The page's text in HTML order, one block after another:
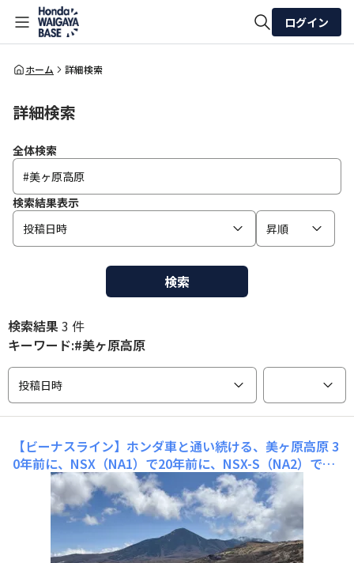
全体検索
ログイン
ホーム 詳細検索
詳細検索
全体検索
検索結果表示
投稿日時
昇順
検索
検索結果3 件
キーワード:#美ヶ原高原
投稿日時
【ビーナスライン】ホンダ車と通い続ける、美ヶ原高原3
0年前に、NSX（NA1）で20年前に、NSX-S（NA2）で10
年前に、S2000（AP1）でそして今、また再び